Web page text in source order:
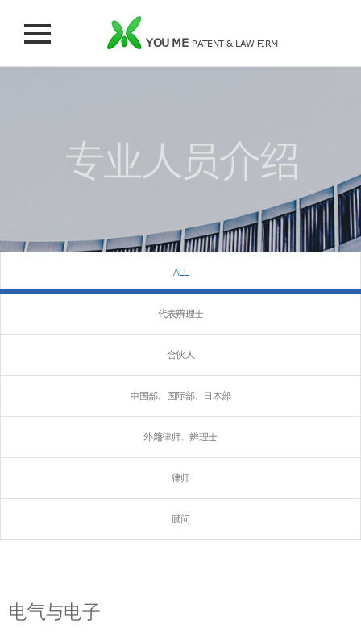
YOU ME PATENT & LAW FIRM
专业人员介绍
ALL
代表辨理士
合伙人
中国部、国际部、日本部
外籍律师、辨理士
律师
顾问
电气与电子